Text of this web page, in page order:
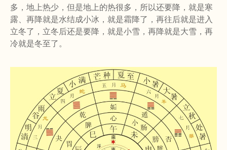
多，地上热少，但是地上的热很多，所以还要降，就是寒
露、再降就是水结成小冰，就是霜降了，再往后就是进入
立冬了，立冬后还是要降，就是小雪，再降就是大雪，再
冷就是冬至了。